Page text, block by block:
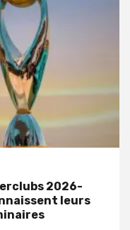
2026-
leurs